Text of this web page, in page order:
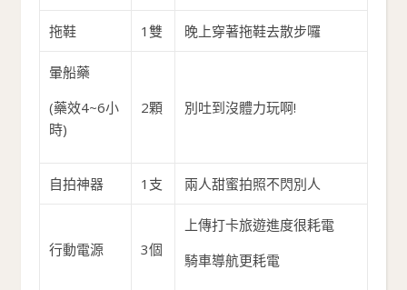
拖鞋 1雙 晚上穿著拖鞋去散步囉
暈船藥
(藥效4~6小
時)
2顆 別吐到沒體力玩啊!
自拍神器 1支 兩人甜蜜拍照不閃別人
行動電源 3個
上傳打卡旅遊進度很耗電
騎車導航更耗電